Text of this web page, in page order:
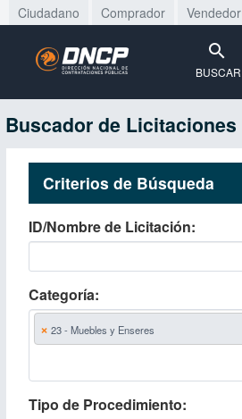
Ciudadano Comprador Vendedor
BUSCAR
Buscador de Licitaciones
Criterios de Búsqueda
ID/Nombre de Licitación
Categoría
× 23 - Muebles y Enseres
Tipo de Procedimiento